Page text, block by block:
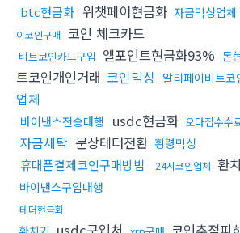
btc현금화 위챗페이현금화 자금믹싱업체
이코인구매 코인 체크카드
비트코인카드구입 엘포인트현금화93% 돈
트코인개인거래 코인믹싱 알리페이비트코
업체
바이낸스전송대행 usdc현금화 오다집수수
자금세탁 문상테더전환 횡령믹싱
휴대폰결제코인구매방법 24시코인업체 환
바이낸스구입대행
테더현금화